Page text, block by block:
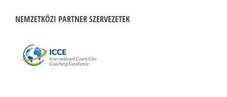
NEMZETKÖZI PARTNER SZERVEZETEK